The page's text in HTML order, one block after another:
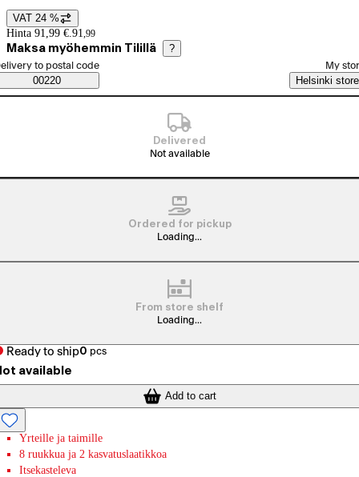
Price details
VAT 24 %
Hinta 91,99 €. 91 ,99
Maksa myöhemmin Tilillä ?
Saatavuustiedot
order method
to postal code
00220
My
Helsinki store
Delivered
Not available
Ordered for pickup
Loading...
From store shelf
Loading...
Ready to ship0 pcs
available
Add to cart
Yrteille ja taimille
8 ruukkua ja 2 kasvatuslaatikkoa
Itsekasteleva